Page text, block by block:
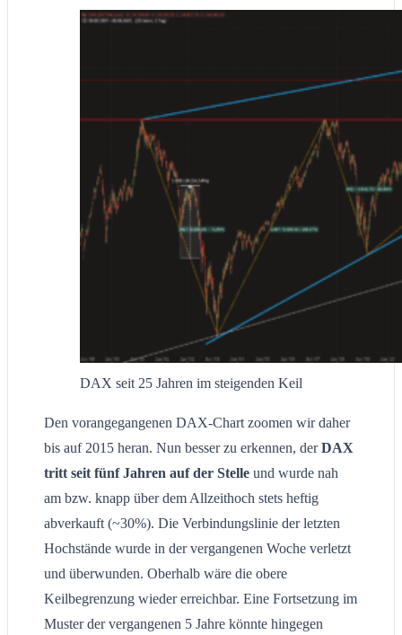
DAX seit 25 Jahren im steigenden Keil
Den vorangegangenen DAX-Chart zoomen wir daher
bis auf 2015 heran. Nun besser zu erkennen, derDAX
tritt seit fünf Jahren auf der Stelle und wurde nah
am bzw. knapp über dem Allzeithoch stets heftig
abverkauft (~30%). Die Verbindungslinie der letzten
Hochstände wurde in der vergangenen Woche verletzt
und überwunden. Oberhalb wäre die obere
Keilbegrenzung wieder erreichbar. Eine Fortsetzung im
Muster der vergangenen 5 Jahre könnte hingegen